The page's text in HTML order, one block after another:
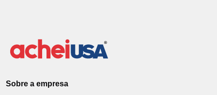
Sobre a empresa